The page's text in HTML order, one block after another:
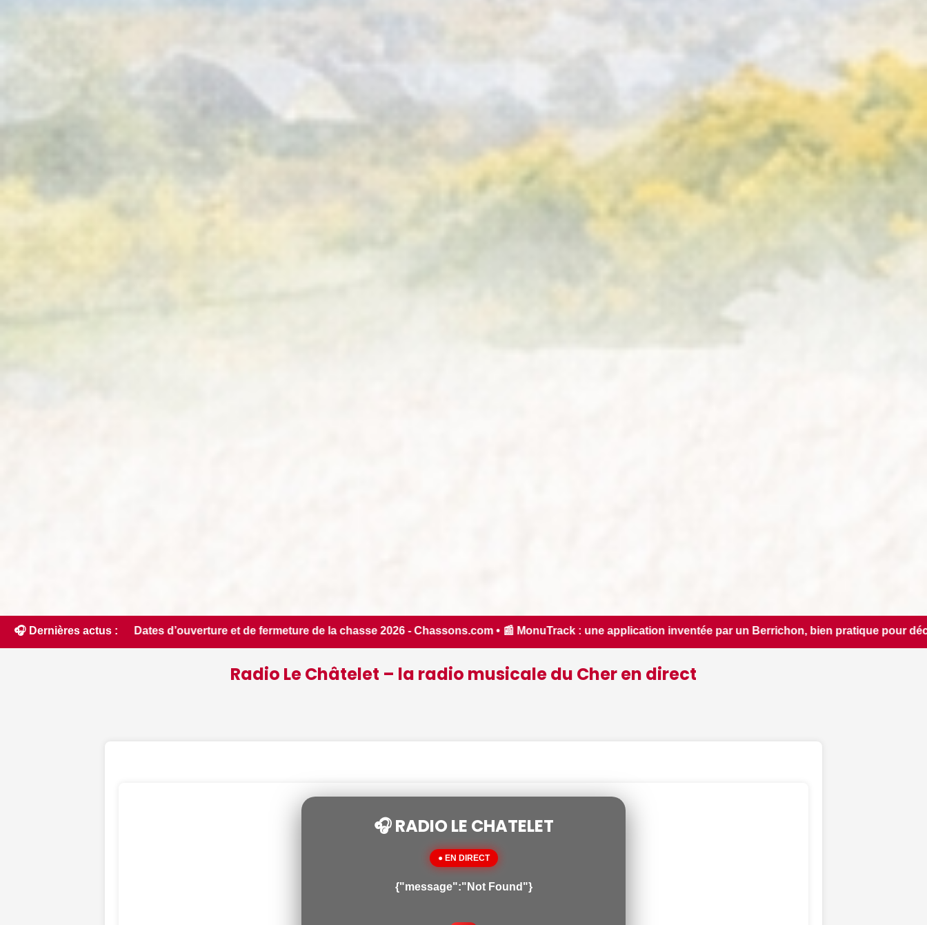
🎧 Dernières actus :
de la chasse 2026 - Chassons.com • 📰 MonuTrack : une application inventée par un Berrichon, bien pratique pour découvrir le patrimoine d'une région - ici.fr • 📰 La
Radio Le Châtelet – la radio musicale du Cher en direct
🎧 RADIO LE CHATELET
● EN DIRECT
{"message":"Not Found"}